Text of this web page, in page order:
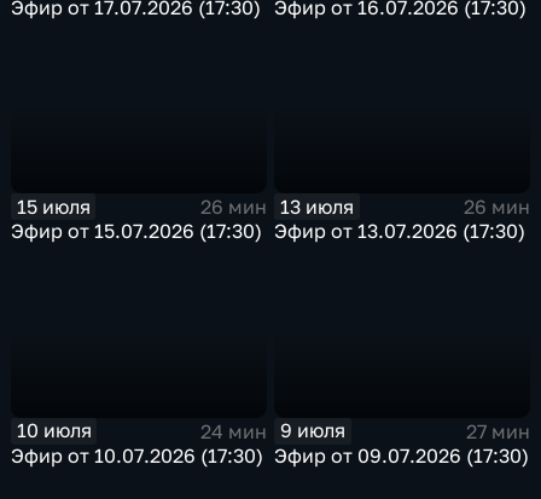
Эфир от 17.07.2026 (17:30) Эфир от 16.07.2026 (17:30)
15 июля
26 мин
Эфир от 15.07.2026 (17:30)
13 июля
26 мин
Эфир от 13.07.2026 (17:30)
10 июля
24 мин
Эфир от 10.07.2026 (17:30)
9 июля
27 мин
Эфир от 09.07.2026 (17:30)